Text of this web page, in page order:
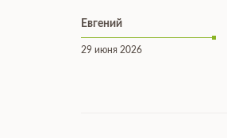
Евгений
29 июня 2026